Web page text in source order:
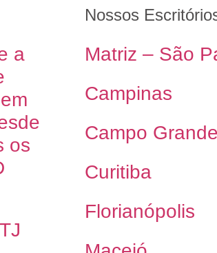
a
os
Nossos
Matriz – São
Campinas
Campo Grande
Curitiba
Florianópolis